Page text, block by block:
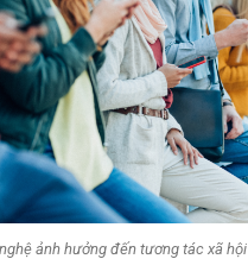
ảnh hưởng đến tương tác xã hội